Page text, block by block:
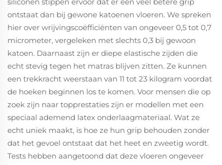
ontstaat dan bij gewone katoenen vloeren. We spreken
hier over wrijvingscoëfficiënten van ongeveer 0,5 tot 0,7
micrometer, vergeleken met slechts 0,3 bij gewoon
katoen. Daarnaast zijn er diepe elastische zijden die
echt stevig tegen het matras blijven zitten. Ze kunnen
een trekkracht weerstaan van 11 tot 23 kilogram voordat
de hoeken beginnen los te komen. Voor mensen die op
zoek zijn naar topprestaties zijn er modellen met een
speciaal ademend latex onderlaagmateriaal. Wat ze
echt uniek maakt, is hoe ze hun grip behouden zonder
dat het gevoel ontstaat dat het heet en zweetig wordt.
Tests hebben aangetoond dat deze vloeren ongeveer